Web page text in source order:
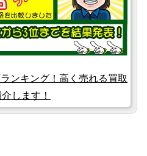
ンキング！高く売れる買取
します！